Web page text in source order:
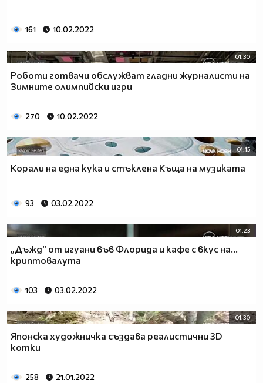
161 10.02.2022
01:30
Роботи готвачи обслужват гладни журналисти на
Зимните олимпийски игри
270 10.02.2022
01:15
Корали на една кука и стъклена Къща на музиката
93 03.02.2022
01:23
„Дъжд“ от игуани във Флорида и кафе с вкус на…
криптовалута
103 03.02.2022
01:30
Японска художничка създава реалистични 3D
котки
258 21.01.2022